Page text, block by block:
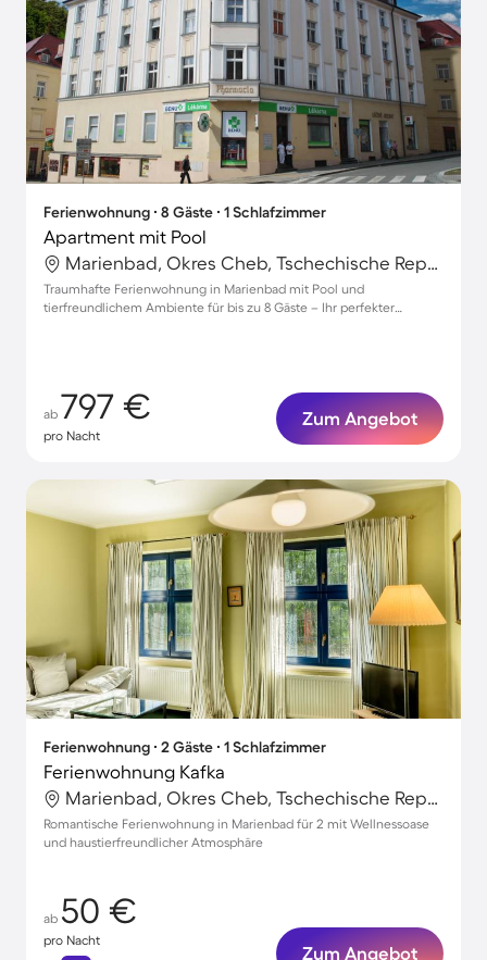
Ferienwohnung ∙ 8 Gäste ∙ 1 Schlafzimmer
Apartment mit Pool
Marienbad, Okres Cheb, Tschechische Republik
Traumhafte Ferienwohnung in Marienbad mit Pool und
tierfreundlichem Ambiente für bis zu 8 Gäste – Ihr perfekter
ab 797 €
pro Nacht
Zum Angebot
Ferienwohnung ∙ 2 Gäste ∙ 1 Schlafzimmer
Ferienwohnung Kafka
Marienbad, Okres Cheb, Tschechische Republik
Romantische Ferienwohnung in Marienbad für 2 mit Wellnessoase
und haustierfreundlicher Atmosphäre
ab 50 €
pro Nacht
Zum Angebot